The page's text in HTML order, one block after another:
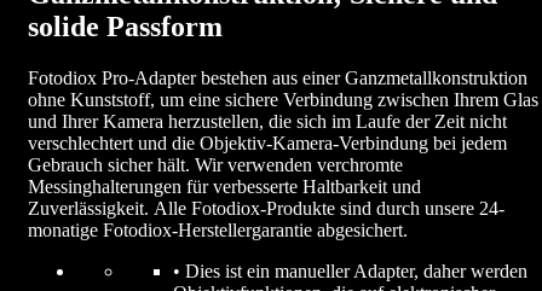
solide Passform
Fotodiox Pro-Adapter bestehen aus einer Ganzmetallkonstruktion
ohne Kunststoff, um eine sichere Verbindung zwischen Ihrem Glas
und Ihrer Kamera herzustellen, die sich im Laufe der Zeit nicht
verschlechtert und die Objektiv-Kamera-Verbindung bei jedem
Gebrauch sicher hält. Wir verwenden verchromte
Messinghalterungen für verbesserte Haltbarkeit und
Zuverlässigkeit. Alle Fotodiox-Produkte sind durch unsere 24-
monatige Fotodiox-Herstellergarantie abgesichert.
• Dies ist ein manueller Adapter, daher werden